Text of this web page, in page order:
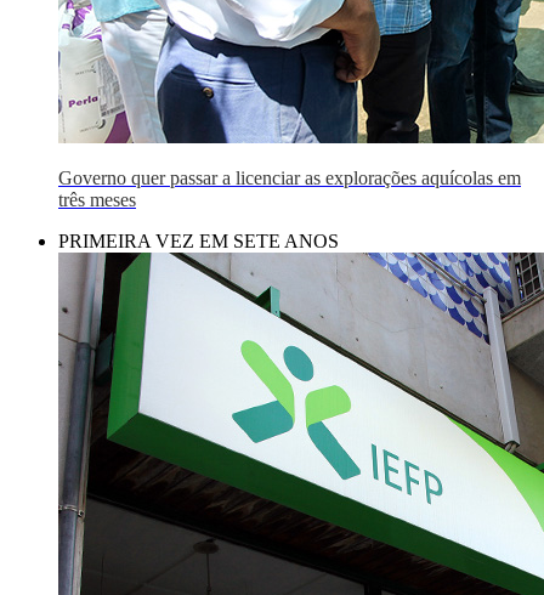
Governo quer passar a licenciar as explorações aquícolas em
três meses
PRIMEIRA VEZ EM SETE ANOS